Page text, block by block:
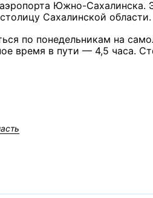
Южно-Сахалинска.
Сахалинской области.
по понедельникам на
время в пути — 4,5 часа.